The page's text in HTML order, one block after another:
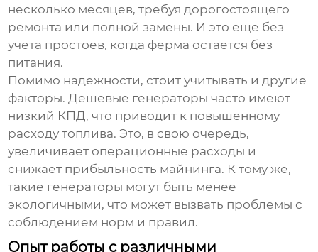
несколько месяцев, требуя дорогостоящего
ремонта или полной замены. И это еще без
учета простоев, когда ферма остается без
питания.
Помимо надежности, стоит учитывать и другие
факторы. Дешевые генераторы часто имеют
низкий КПД, что приводит к повышенному
расходу топлива. Это, в свою очередь,
увеличивает операционные расходы и
снижает прибыльность майнинга. К тому же,
такие генераторы могут быть менее
экологичными, что может вызвать проблемы с
соблюдением норм и правил.
Опыт работы с различными